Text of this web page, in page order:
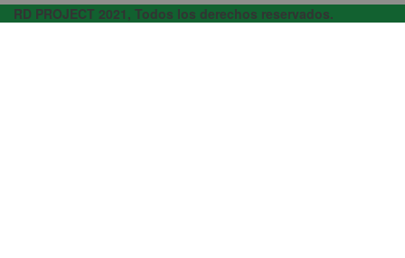
RD PROJECT 2021, Todos los derechos reservados.